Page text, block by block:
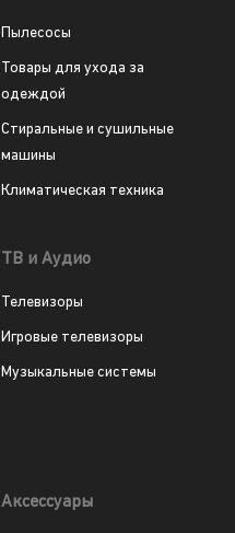
Пылесосы
Товары для ухода за
одеждой
Стиральные и сушильные
машины
Климатическая техника
ТВ и Аудио
Телевизоры
Игровые телевизоры
Музыкальные системы
Аксессуары